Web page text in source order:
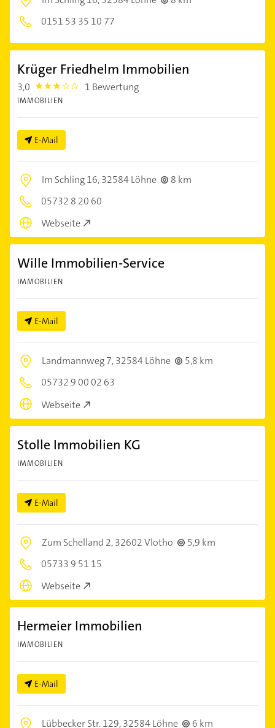
0151 53 35 10 77
Krüger Friedhelm Immobilien
3,0 3.0 1 Bewertung
IMMOBILIEN
E-Mail
Im Schling 16,32584 Löhne
8 km
05732 8 20 60
Webseite
Wille Immobilien-Service
IMMOBILIEN
E-Mail
Landmannweg 7,32584 Löhne
5,8 km
05732 9 00 02 63
Webseite
Stolle Immobilien KG
IMMOBILIEN
E-Mail
Zum Schelland 2,32602 Vlotho
5,9 km
05733 9 51 15
Webseite
Hermeier Immobilien
IMMOBILIEN
E-Mail
Lübbecker Str. 129,32584 Löhne
6 km